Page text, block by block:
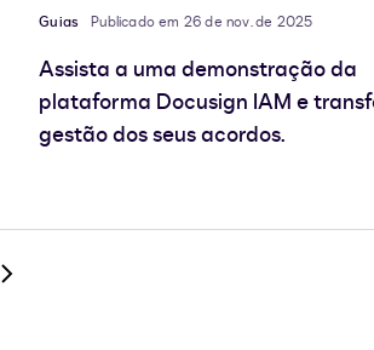
Guias Publicado em 26 de nov. de 2025
Assista a uma demonstração da
plataforma Docusign IAM e
gestão dos seus acordos.
Go